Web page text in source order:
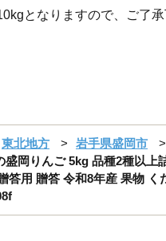
となりますので、ご了承
東北地方 岩手県盛岡市
盛岡りんご 5kg 品種2種以
答用 贈答 令和8年産 果物